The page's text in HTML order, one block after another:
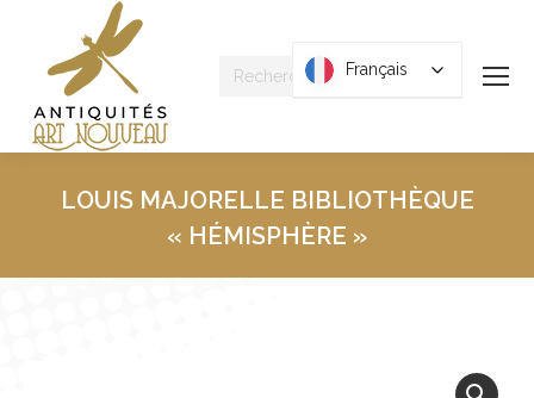
Recherche
LOUIS MAJORELLE BIBLIOTHÈQUE
« HÉMISPHÈRE »
Français
Français